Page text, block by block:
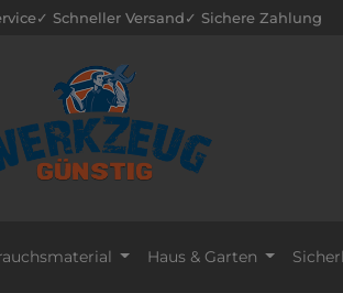
✓ Schneller Versand✓ Sichere Zahlung
Haus & Garten